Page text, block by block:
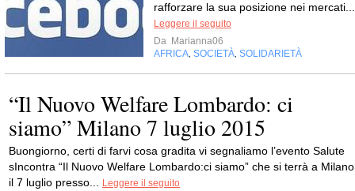
rafforzare la sua posizione nei mercati...
Leggere il seguito
Da Marianna06
AFRICA, SOCIETÀ, SOLIDARIETÀ
“Il Nuovo Welfare Lombardo: ci
siamo” Milano 7 luglio 2015
Buongiorno, certi di farvi cosa gradita vi segnaliamo l’evento Salute
sIncontra “Il Nuovo Welfare Lombardo:ci siamo” che si terrà a Milano
il 7 luglio presso... Leggere il seguito